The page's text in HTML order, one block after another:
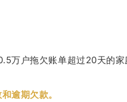
万户拖欠账单超过20天的家
逾期欠款。